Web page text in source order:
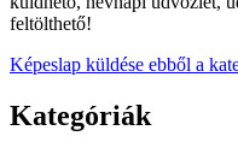
feltölthető!
Képeslap küldése ebből a
Kategóriák